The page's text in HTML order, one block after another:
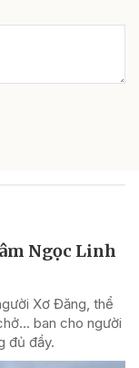
Ngọc Linh
Xơ Đăng, thể
ban cho người
đủ đầy.